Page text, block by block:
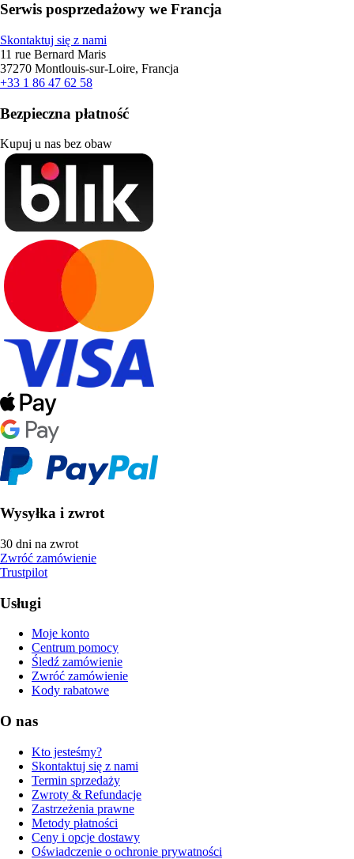
Serwis posprzedażowy we Francja
Skontaktuj się z nami
11 rue Bernard Maris
37270 Montlouis-sur-Loire, Francja
+33 1 86 47 62 58
Bezpieczna płatność
Kupuj u nas bez obaw
Wysyłka i zwrot
30 dni na zwrot
Zwróć zamówienie
Trustpilot
Usługi
Moje konto
Centrum pomocy
Śledź zamówienie
Zwróć zamówienie
Kody rabatowe
O nas
Kto jesteśmy?
Skontaktuj się z nami
Termin sprzedaży
Zwroty & Refundacje
Zastrzeżenia prawne
Metody płatności
Ceny i opcje dostawy
Oświadczenie o ochronie prywatności